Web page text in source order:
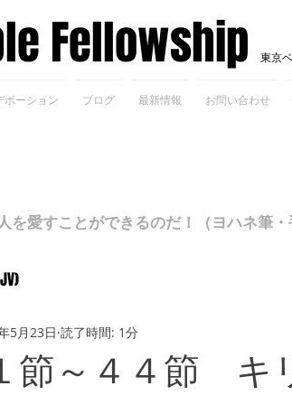
Fellowship 東京
ボーション ブログ 最新情報 お問い合わせ
愛すことができるのだ！（ヨハネ筆・
節～４４節 キ
5月23日 読了時間: 1分